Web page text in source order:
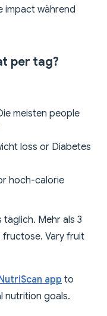
impact während
per tag?
meisten people
loss or Diabetes
hoch-calorie
täglich. Mehr als 3
fructose. Vary fruit
app to
nutrition goals.